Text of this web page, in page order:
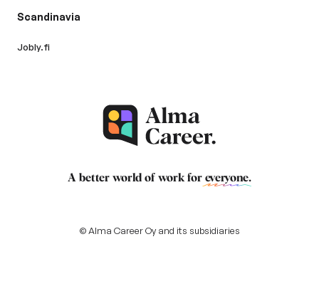
Scandinavia
Jobly.fi
A better world of work for everyone.
© Alma Career Oy and its subsidiaries